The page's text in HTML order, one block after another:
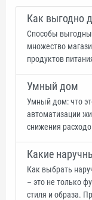
Как выгодно
Способы
множество
продуктов
Умный дом
Умный дом: что
автоматизации
снижения
Какие
Как выбрать
– это не только
стиля и образа.